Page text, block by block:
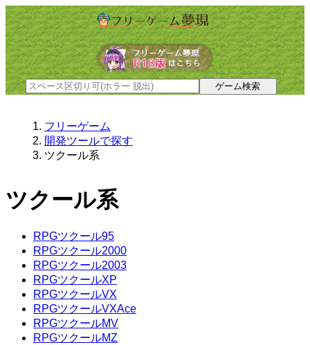
フリーゲーム
開発ツールで探す
ツクール系
ツクール系
RPGツクール95
RPGツクール2000
RPGツクール2003
RPGツクールXP
RPGツクールVX
RPGツクールVXAce
RPGツクールMV
RPGツクールMZ